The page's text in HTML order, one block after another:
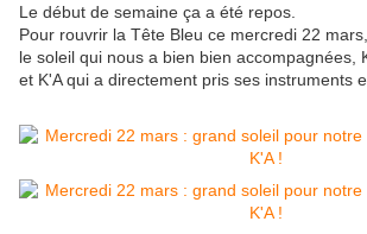
Le début de semaine ça a été repos.
Pour rouvrir la Tête Bleu ce mercredi 22
le soleil qui nous a bien bien accompagnées,
et K'A qui a directement pris ses instruments